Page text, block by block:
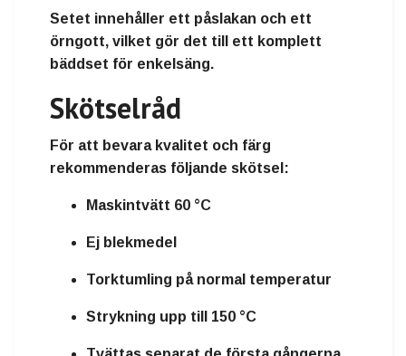
Setet innehåller ett påslakan och ett
örngott, vilket gör det till ett komplett
bäddset för enkelsäng.
Skötselråd
För att bevara kvalitet och färg
rekommenderas följande skötsel:
Maskintvätt 60 °C
Ej blekmedel
Torktumling på normal temperatur
Strykning upp till 150 °C